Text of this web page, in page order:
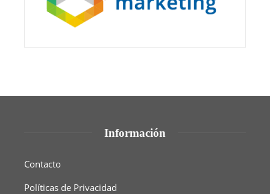
Información
Contacto
Políticas de Privacidad